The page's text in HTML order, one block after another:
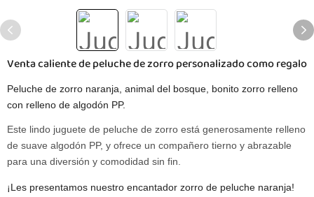
Venta caliente de peluche de zorro personalizado como regalo
Peluche de zorro naranja, animal del bosque, bonito zorro relleno
con relleno de algodón PP.
Este lindo juguete de peluche de zorro está generosamente relleno
de suave algodón PP, y ofrece un compañero tierno y abrazable
para una diversión y comodidad sin fin.
¡Les presentamos nuestro encantador zorro de peluche naranja!